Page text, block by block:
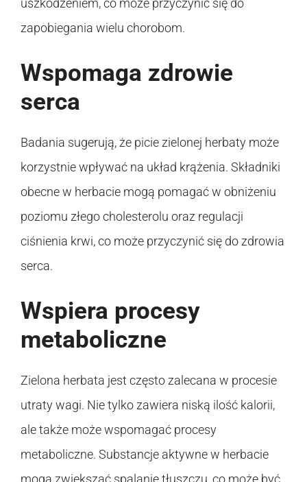
uszkodzeniem, co może przyczynić się do
zapobiegania wielu chorobom.
Wspomaga zdrowie
serca
Badania sugerują, że picie zielonej herbaty może
korzystnie wpływać na układ krążenia. Składniki
obecne w herbacie mogą pomagać w obniżeniu
poziomu złego cholesterolu oraz regulacji
ciśnienia krwi, co może przyczynić się do zdrowia
serca.
Wspiera procesy
metaboliczne
Zielona herbata jest często zalecana w procesie
utraty wagi. Nie tylko zawiera niską ilość kalorii,
ale także może wspomagać procesy
metaboliczne. Substancje aktywne w herbacie
mogą zwiększać spalanie tłuszczu, co może być